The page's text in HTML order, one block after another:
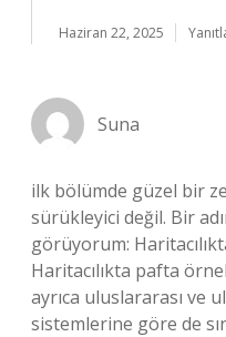
Haziran 22, 2025
Suna
ilk bölümde güzel bir
sürükleyici değil. Bir
görüyorum:
Haritacılıkta pafta
ayrıca uluslararası ve
sistemlerine göre de